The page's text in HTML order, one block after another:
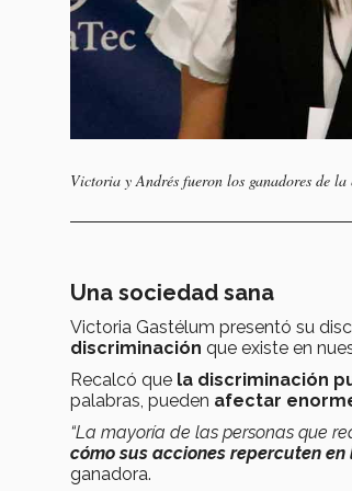
Victoria y Andrés fueron los ganadores de la
Una sociedad sana
Victoria Gastélum presentó su
discriminación que existe en
Recalcó que la discriminación
palabras, pueden afectar
“La mayoría de las personas que
cómo sus acciones repercuten
ganadora.